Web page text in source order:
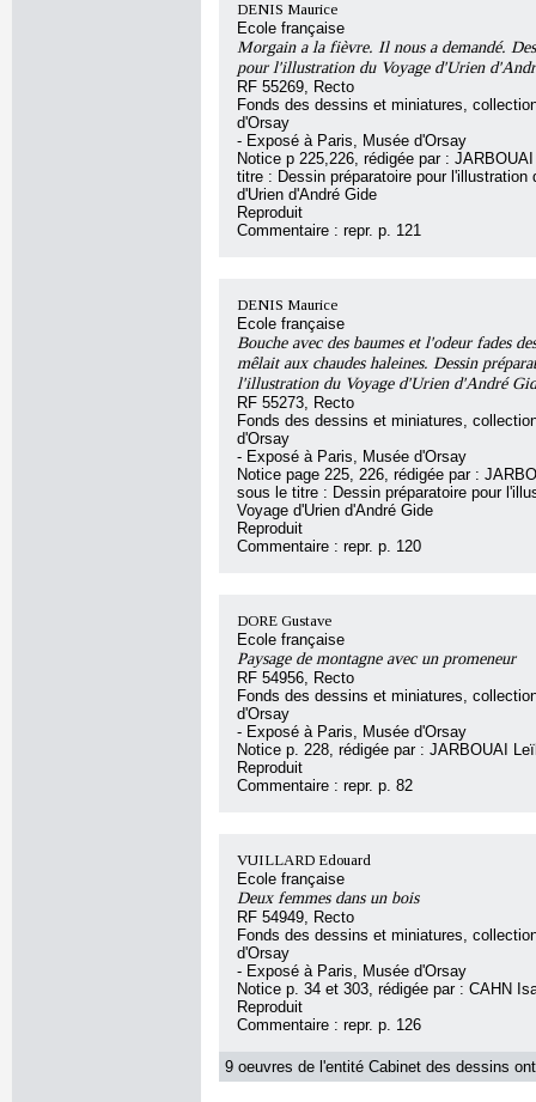
DENIS Maurice
Ecole française
Morgain a la fièvre. Il nous a demandé.
pour l'illustration du Voyage d'Urien
RF 55269, Recto
Fonds des dessins et miniatures,
d'Orsay
- Exposé à Paris, Musée d'Orsay
Notice p 225,226, rédigée par :
titre : Dessin préparatoire pour l'illustration
d'Urien d'André Gide
Reproduit
Commentaire : repr. p. 121
DENIS Maurice
Ecole française
Bouche avec des baumes et l'odeur fades
mêlait aux chaudes haleines. Dessin
l'illustration du Voyage d'Urien d'André
RF 55273, Recto
Fonds des dessins et miniatures,
d'Orsay
- Exposé à Paris, Musée d'Orsay
Notice page 225, 226, rédigée par :
sous le titre : Dessin préparatoire pour
Voyage d'Urien d'André Gide
Reproduit
Commentaire : repr. p. 120
DORE Gustave
Ecole française
Paysage de montagne avec un promeneur
RF 54956, Recto
Fonds des dessins et miniatures,
d'Orsay
- Exposé à Paris, Musée d'Orsay
Notice p. 228, rédigée par : JARBOUAI
Reproduit
Commentaire : repr. p. 82
VUILLARD Edouard
Ecole française
Deux femmes dans un bois
RF 54949, Recto
Fonds des dessins et miniatures,
d'Orsay
- Exposé à Paris, Musée d'Orsay
Notice p. 34 et 303, rédigée par : CAHN
Reproduit
Commentaire : repr. p. 126
9 oeuvres de l'entité Cabinet des dessins